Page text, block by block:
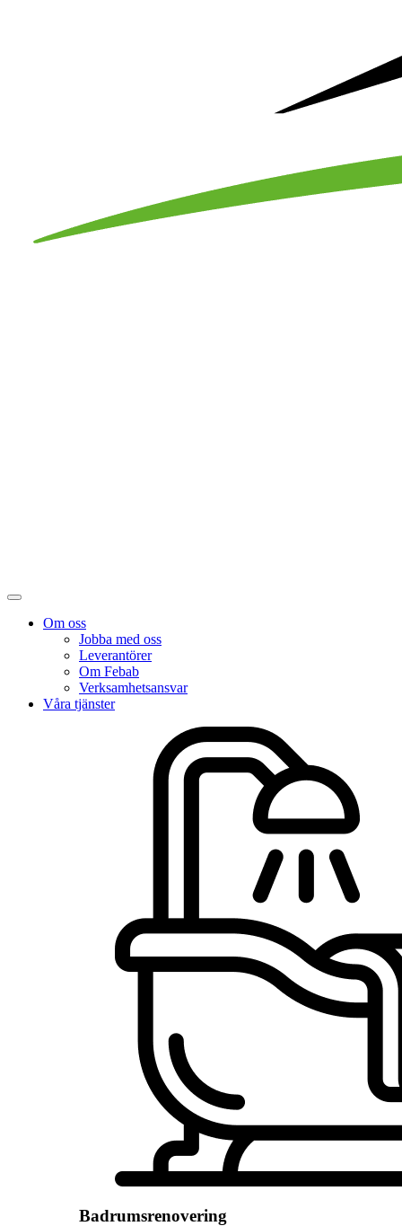
Om oss
Jobba med oss
Leverantörer
Om Febab
Verksamhetsansvar
Våra tjänster
Badrumsrenovering